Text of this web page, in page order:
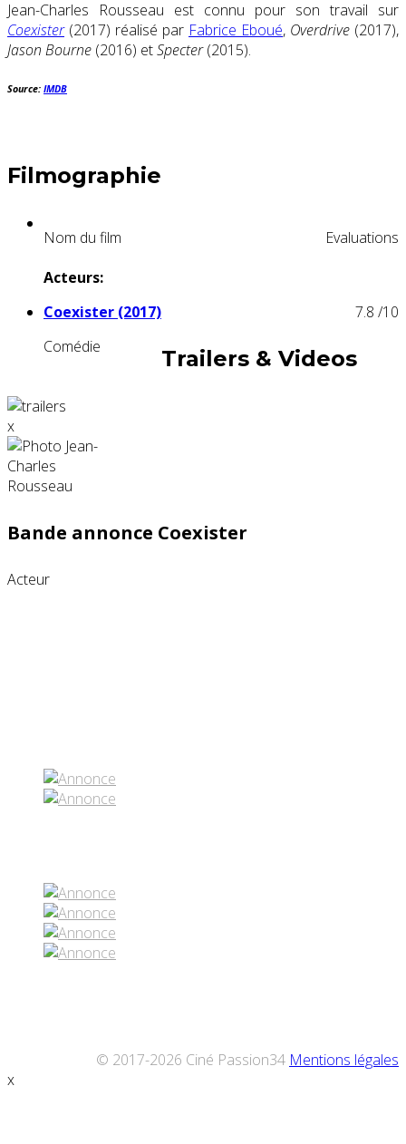
Jean-Charles Rousseau est connu pour son travail sur
Coexister(2017) réalisé par Fabrice Eboué, Overdrive (2017),
Jason Bourne (2016) etSpecter(2015).
Source: IMDB
Filmographie
Nom du film
Evaluations
Acteurs:
Coexister (2017)
Comédie
7.8 /10
Trailers & Videos
x
Bande annonce Coexister
Acteur
© 2017-2026 Ciné Passion34 Mentions légales
x